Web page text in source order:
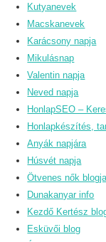
Kutyanevek
Macskanevek
Karácsony napja
Mikulásnap
Valentin napja
Neved napja
HonlapSEO –
Honlapkészítés,
Anyák napjára
Húsvét napja
Ötvenes nők blogja
Dunakanyar info
Kezdő Kertész
Esküvői blog